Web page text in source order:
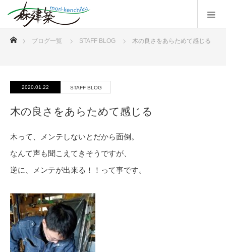
ブログ一覧 STAFF BLOG 木の良さをあらためて感じる
2020.01.22 STAFF BLOG
木の良さをあらためて感じる
木って、メンテしないとだから面倒。
なんて声も聞こえてきそうですが、
逆に、メンテが出来る！！って事です。